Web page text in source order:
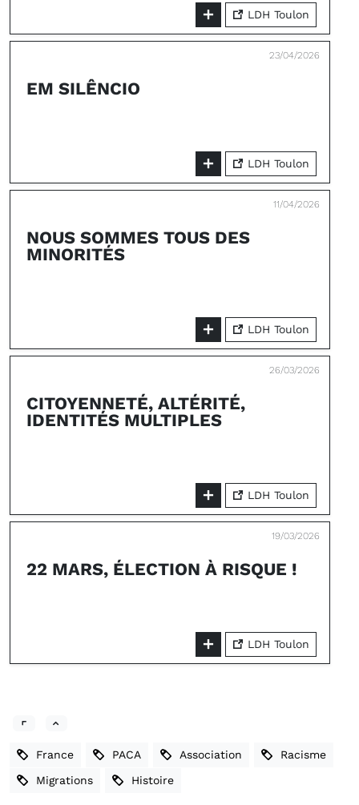
LDH Toulon
23/04/2026
EM SILÊNCIO
LDH Toulon
11/04/2026
NOUS SOMMES TOUS DES
MINORITÉS
LDH Toulon
26/03/2026
CITOYENNETÉ, ALTÉRITÉ,
IDENTITÉS MULTIPLES
LDH Toulon
19/03/2026
22 MARS, ÉLECTION À RISQUE !
LDH Toulon
France PACA Association Racisme
Migrations Histoire